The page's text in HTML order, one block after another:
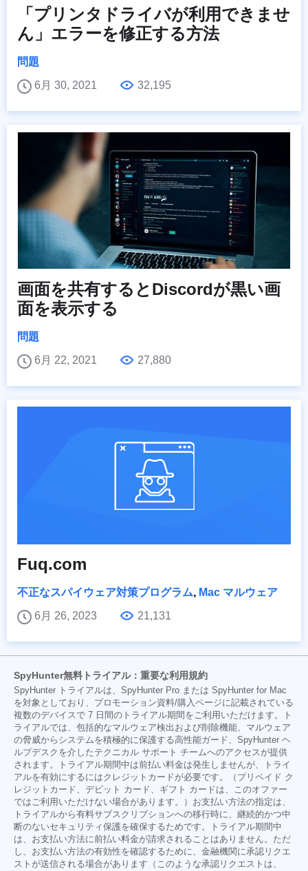
「プリンタドライバが利用できませ
ん」エラーを修正する方法
問題
6月 30, 2021
32,195
画面を共有するとDiscordが黒い画
面を表示する
問題
6月 22, 2021
27,880
Fuq.com
不正なスパイウェア対策プログラム, Mac マルウェア
6月 26, 2023
21,131
SpyHunter無料トライアル：重要な利用規約
SpyHunter トライアルは、SpyHunter Pro または SpyHunter for Mac
を対象としており、プロモーション資料/購入ページに記載されている
複数のデバイスで 7 日間のトライアル期間をご利用いただけます。ト
ライアルでは、包括的なマルウェア検出および削除機能、マルウェア
の脅威からシステムを積極的に保護する高性能ガード、SpyHunter ヘ
ルプデスクを介したテクニカル サポート チームへのアクセスが提供
されます。トライアル期間中は前払い料金は発生しませんが、トライ
アルを有効にするにはクレジットカードが必要です。（プリペイド ク
レジットカード、デビット カード、ギフト カードは、このオファー
ではご利用いただけない場合があります。）お支払い方法の指定は、
トライアルから有料サブスクリプションへの移行時に、継続的かつ中
断のないセキュリティ保護を確保するためです。トライアル期間中
は、お支払い方法に前払い料金が請求されることはありません。ただ
し、お支払い方法の有効性を確認するために、金融機関に承認リクエ
ストが送信される場合があります（このような承認リクエストは、